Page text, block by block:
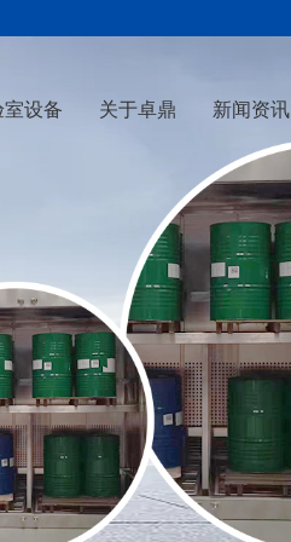
室设备 关于卓鼎 新闻资讯